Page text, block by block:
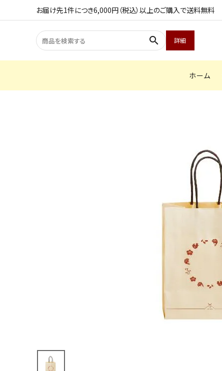
お届け先1件につき6,000円（税込）以上のご購入で送料無料
search 詳細
ホーム
出雲のおもてなしシリーズから探す